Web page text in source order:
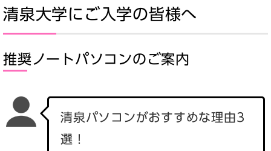
清泉大学にご入学の皆様へ
推奨ノートパソコンのご案内
清泉パソコンがおすすめな理由3
選！